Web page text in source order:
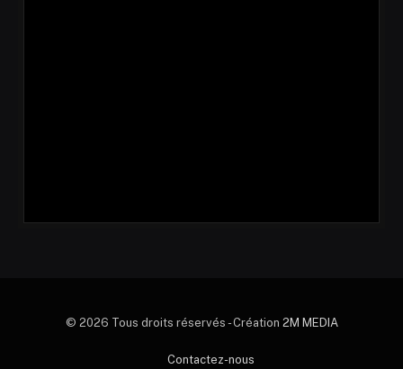
© 2026 Tous droits réservés - Création 2M MEDIA
Contactez-nous